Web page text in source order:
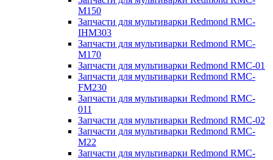
M150
Запчасти для мультиварки Redmond RMC-
IHM303
Запчасти для мультиварки Redmond RMC-
M170
Запчасти для мультиварки Redmond RMC-01
Запчасти для мультиварки Redmond RMC-
FM230
Запчасти для мультиварки Redmond RMC-
011
Запчасти для мультиварки Redmond RMC-02
Запчасти для мультиварки Redmond RMC-
M22
Запчасти для мультиварки Redmond RMC-